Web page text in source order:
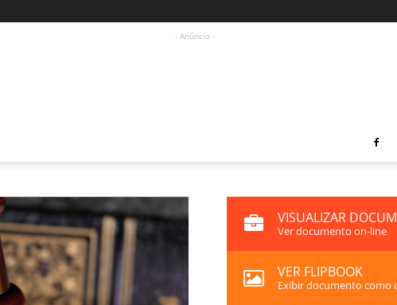
- Anúncio -
VISUALIZAR
Ver documento on-line
VER FLIPBOOK
Exibir documento como